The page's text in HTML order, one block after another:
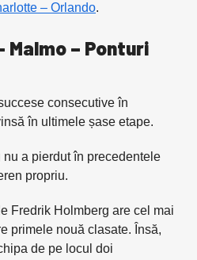
– Orlando.
Malmo – Ponturi
consecutive în
în ultimele șase etape.
nu a pierdut în precedentele
propriu.
Fredrik Holmberg are cel mai
primele nouă clasate. Însă,
de pe locul doi